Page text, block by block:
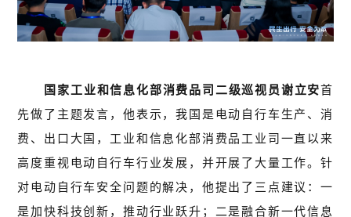
国家工业和信息化部消费品司二级巡视员谢立安首
先做了主题发言，他表示，我国是电动自行车生产、消
费、出口大国，工业和信息化部消费品工业司一直以来
高度重视电动自行车行业发展，并开展了大量工作。针
对电动自行车安全问题的解决，他提出了三点建议：一
是加快科技创新，推动行业跃升；二是融合新一代信息